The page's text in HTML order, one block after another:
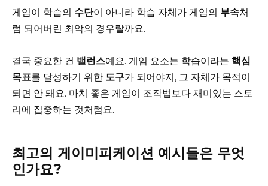
게임이 학습의 수단이 아니라 학습 자체가 게임의 부속처
럼 되어버린 최악의 경우랄까요.
결국 중요한 건 밸런스예요. 게임 요소는 학습이라는 핵심
목표를 달성하기 위한 도구가 되어야지, 그 자체가 목적이
되면 안 돼요. 마치 좋은 게임이 조작법보다 재미있는 스토
리에 집중하는 것처럼요.
최고의 게이미피케이션 예시들은 무엇
인가요?